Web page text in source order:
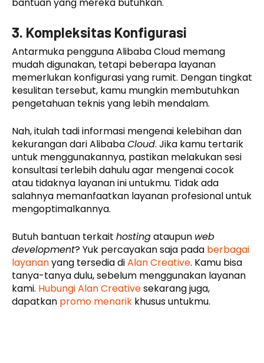
3. Kompleksitas Konfigurasi
Antarmuka pengguna Alibaba Cloud memang
mudah digunakan, tetapi beberapa layanan
memerlukan konfigurasi yang rumit. Dengan tingkat
kesulitan tersebut, kamu mungkin membutuhkan
pengetahuan teknis yang lebih mendalam.
Nah, itulah tadi informasi mengenai kelebihan dan
kekurangan dari AlibabaCloud. Jika kamu tertarik
untuk menggunakannya, pastikan melakukan sesi
konsultasi terlebih dahulu agar mengenai cocok
atau tidaknya layanan ini untukmu. Tidak ada
salahnya memanfaatkan layanan profesional untuk
mengoptimalkannya.
Butuh bantuan terkait hostingataupun web
development? Yuk percayakan saja pada berbagai
layananyang tersedia diAlan Creative. Kamu bisa
tanya-tanya dulu, sebelum menggunakan layanan
kami. Hubungi Alan Creativesekarang juga,
dapatkan promo menarik khusus untukmu.